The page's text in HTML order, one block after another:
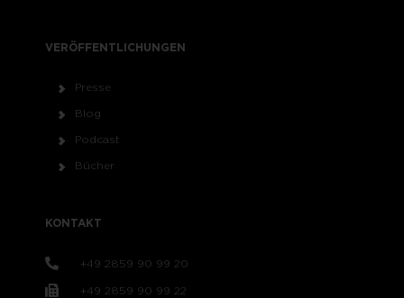
VERÖFFENTLICHUNGEN
Presse
Blog
Podcast
Bücher
KONTAKT
+49 2859 90 99 20
+49 2859 90 99 22